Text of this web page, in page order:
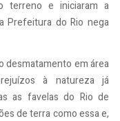
terreno e iniciaram a
Prefeitura do Rio nega
desmatamento em área
à natureza já
as favelas do Rio de
de terra como essa e,